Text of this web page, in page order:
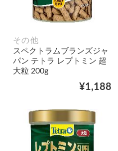
その他
スペクトラムブランズジャ
パン テトラ レプトミン 超
大粒 200g
¥1,188